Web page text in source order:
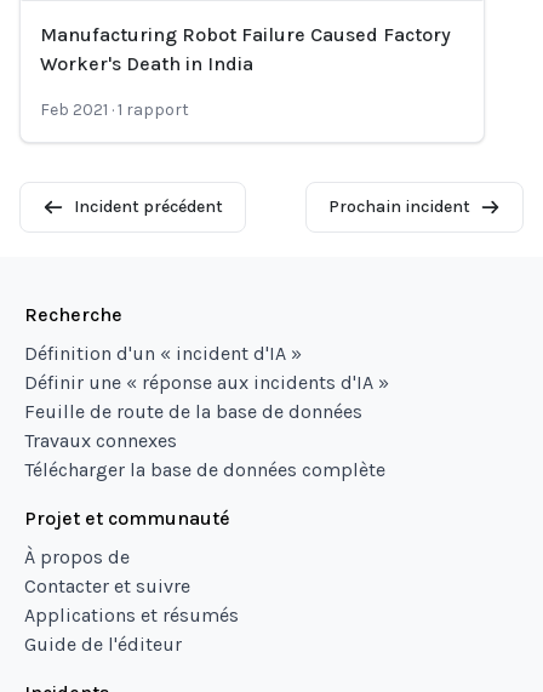
Loading...
Manufacturing Robot Failure Caused Factory
Worker's Death in India
Feb 2021 ·1 rapport
Incident précédent Prochain incident
Recherche
Définition d'un « incident d'IA »
Définir une « réponse aux incidents d'IA »
Feuille de route de la base de données
Travaux connexes
Télécharger la base de données complète
Projet et communauté
À propos de
Contacter et suivre
Applications et résumés
Guide de l'éditeur